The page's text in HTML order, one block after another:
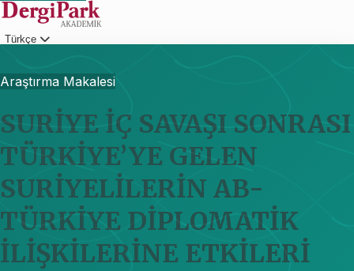
Türkçe
Araştırma Makalesi
SURİYE İÇ SAVAŞI SONRASI
TÜRKİYE’YE GELEN
SURİYELİLERİN AB-
TÜRKİYE DİPLOMATİK
İLİŞKİLERİNE ETKİLERİ